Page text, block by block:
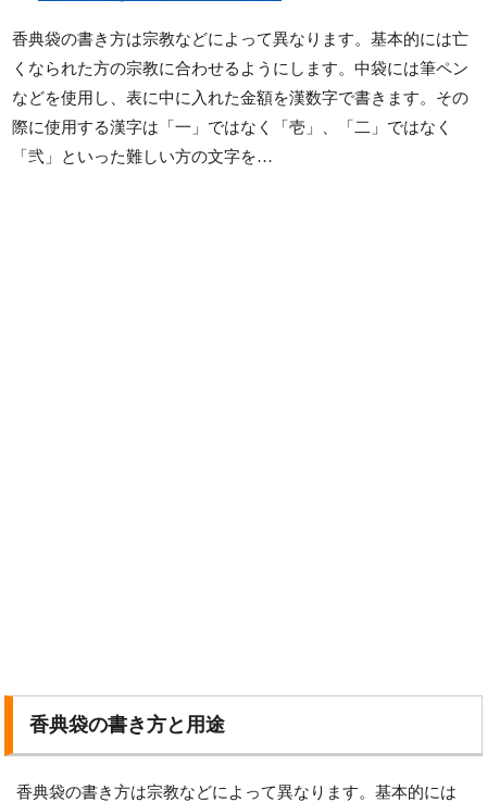
香典袋の書き方は宗教などによって異なります。基本的には亡
くなられた方の宗教に合わせるようにします。中袋には筆ペン
などを使用し、表に中に入れた金額を漢数字で書きます。その
際に使用する漢字は「一」ではなく「壱」、「二」ではなく
「弐」といった難しい方の文字を…
香典袋の書き方と用途
香典袋の書き方は宗教などによって異なります。基本的には